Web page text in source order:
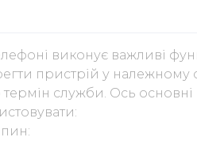
виконує важливі
пристрій у належному
служби. Ось